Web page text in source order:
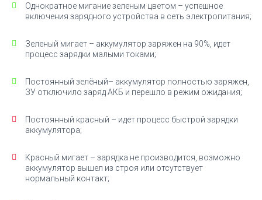
Однократное мигание зеленым цветом – успешное
включения зарядного устройства в сеть электропитания;
Зеленый мигает – аккумулятор заряжен на 90%, идет
процесс зарядки малыми токами;
Постоянный зелёный– аккумулятор полностью заряжен,
ЗУ отключило заряд АКБ и перешло в режим ожидания;
Постоянный красный – идет процесс быстрой зарядки
аккумулятора;
Красный мигает – зарядка не производится, возможно
аккумулятор вышел из строя или отсутствует
нормальный контакт;